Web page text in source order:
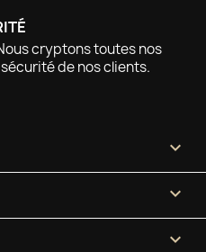
cryptons toutes nos
de nos clients.


